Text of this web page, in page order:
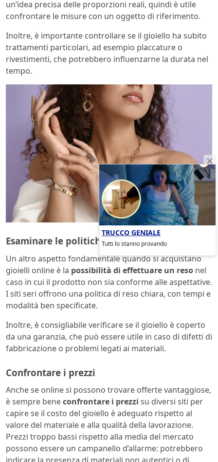
un’idea precisa delle proporzioni reali, quindi è utile
confrontare le misure con un oggetto di riferimento.
Inoltre, è importante controllare se il gioiello ha subito
trattamenti particolari, ad esempio placcature o
rivestimenti, che potrebbero influenzarne la durata nel
tempo.
Esaminare le politiche di reso e garanzia
Un altro aspetto fondamentale quando si acquistano
gioielli online è la possibilità di effettuare un reso nel
caso in cui il prodotto non sia conforme alle aspettative.
I siti seri offrono una politica di reso chiara, con tempi e
modalità ben specificate.
Inoltre, è consigliabile verificare se il gioiello è coperto
da una garanzia, che può essere utile in caso di difetti di
fabbricazione o problemi legati ai materiali.
Confrontare i prezzi
Anche se online si possono trovare offerte vantaggiose,
è sempre beneconfrontare i prezzi su diversi siti per
capire se il costo del gioiello è adeguato rispetto al
valore del materiale e alla qualità della lavorazione.
Prezzi troppo bassi rispetto alla media del mercato
possono essere un campanello d’allarme: potrebbero
TRUCCO GENIALE
Tutti lo stanno provando